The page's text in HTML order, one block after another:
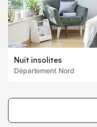
Nuit insolites
Département Nord